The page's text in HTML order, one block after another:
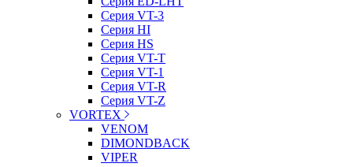
Серия VT-3
Серия HI
Серия HS
Серия VT-T
Серия VT-1
Серия VT-R
Серия VT-Z
VORTEX
VENOM
DIMONDBACK
VIPER